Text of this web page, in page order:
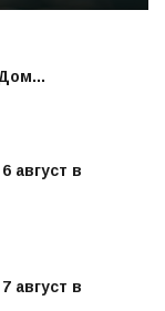
август в
август в